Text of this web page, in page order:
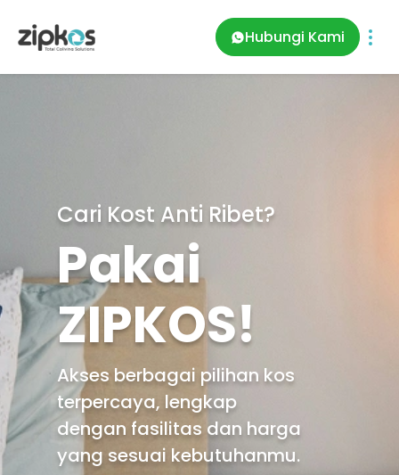
Hubungi Kami
Cari Kost Anti Ribet?
Pakai
ZIPKOS!
Akses berbagai pilihan kos
terpercaya, lengkap
dengan fasilitas dan harga
yang sesuai kebutuhanmu.